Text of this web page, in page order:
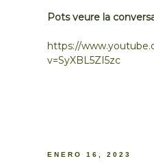
Pots veure la
https://
v=SyXBL5ZI5zc
ENERO 16, 2023